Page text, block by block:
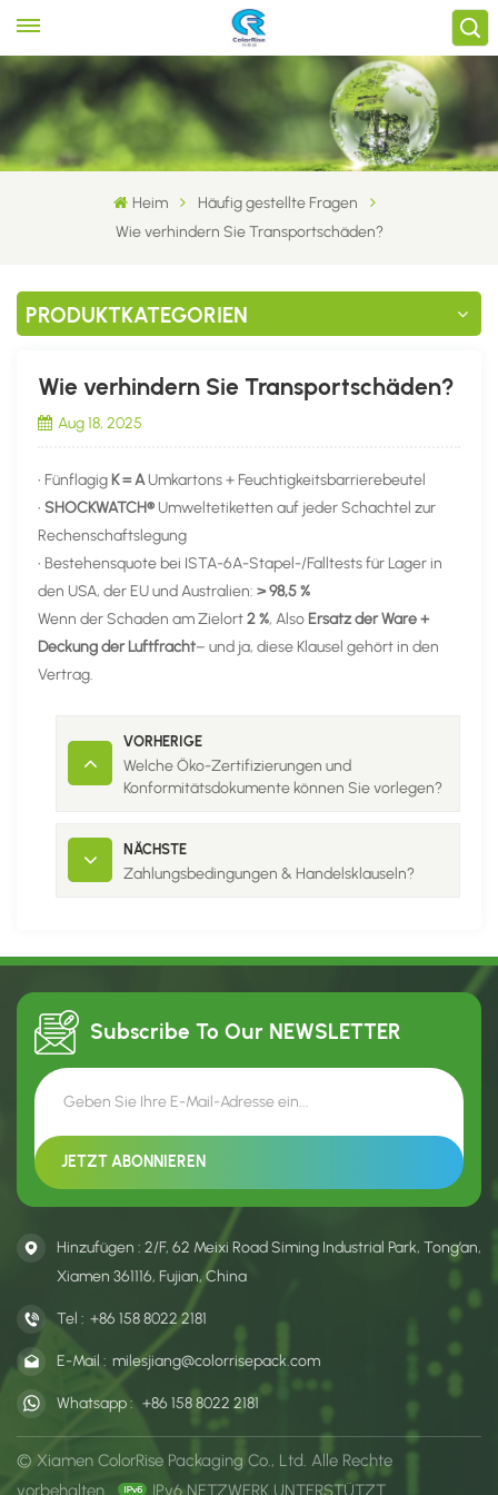
Heim
Häufig gestellte Fragen
Wie verhindern Sie Transportschäden?
PRODUKTKATEGORIEN
Wie verhindern Sie Transportschäden?
Aug 18, 2025
• Fünflagig K = AUmkartons + Feuchtigkeitsbarrierebeutel
•SHOCKWATCH®Umweltetiketten auf jeder Schachtel zur
Rechenschaftslegung
• Bestehensquote bei ISTA-6A-Stapel-/Falltests für Lager in
den USA, der EU und Australien:> 98,5 %
Wenn der Schaden am Zielort2 %, Also Ersatz der Ware +
Deckung der Luftfracht– und ja, diese Klausel gehört in den
Vertrag.
VORHERIGE
Welche Öko-Zertifizierungen und
Konformitätsdokumente können Sie vorlegen?
NÄCHSTE
Zahlungsbedingungen & Handelsklauseln?
Subscribe To Our NEWSLETTER
Hinzufügen : 2/F, 62 Meixi Road Siming Industrial Park, Tong’an,
Xiamen 361116, Fujian, China
Tel : +86 158 8022 2181
E-Mail : milesjiang@colorrisepack.com
Whatsapp : +86 158 8022 2181
© Xiamen ColorRise Packaging Co., Ltd. Alle Rechte
vorbehalten .
IPv6 NETZWERK UNTERSTÜTZT